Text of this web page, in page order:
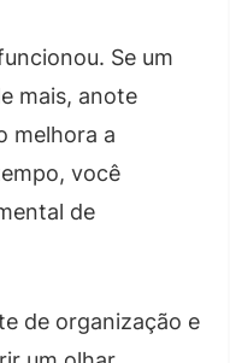
Se um
mais, anote
melhora a
você
de
de organização e